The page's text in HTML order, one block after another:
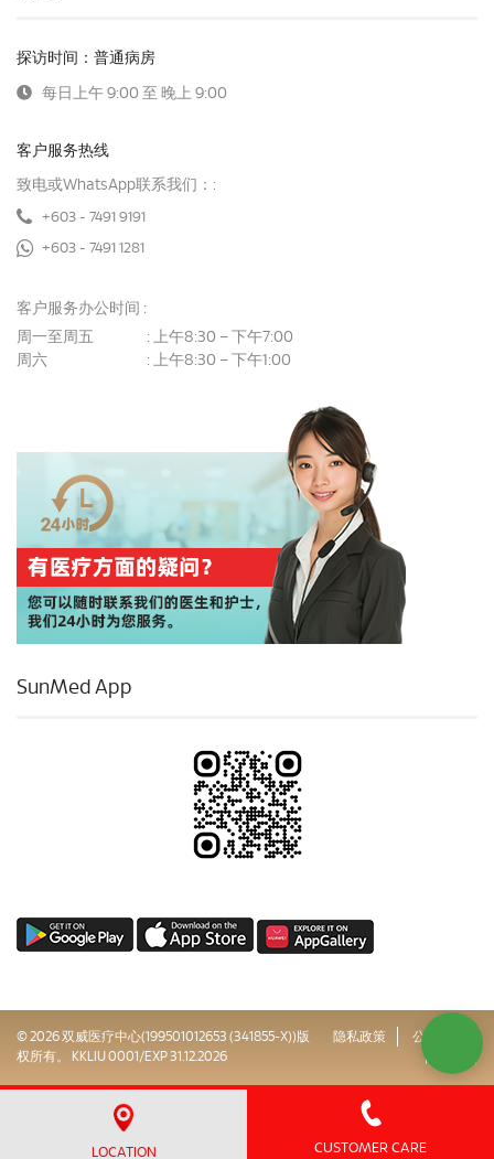
探访时间：普通病房
每日上午 9:00 至 晚上 9:00
客户服务热线
致电或WhatsApp联系我们：:
+603 - 7491 9191
+603 - 7491 1281
客户服务办公时间 :
周一至周五
: 上午8:30 – 下午7:00
周六
: 上午8:30 – 下午1:00
SunMed App
© 2026 双威医疗中心(199501012653 (341855-X))版
权所有。 KKLIU 0001/EXP 31.12.2026
隐私政策
公司治理
网站地图
LOCATION CUSTOMER CARE